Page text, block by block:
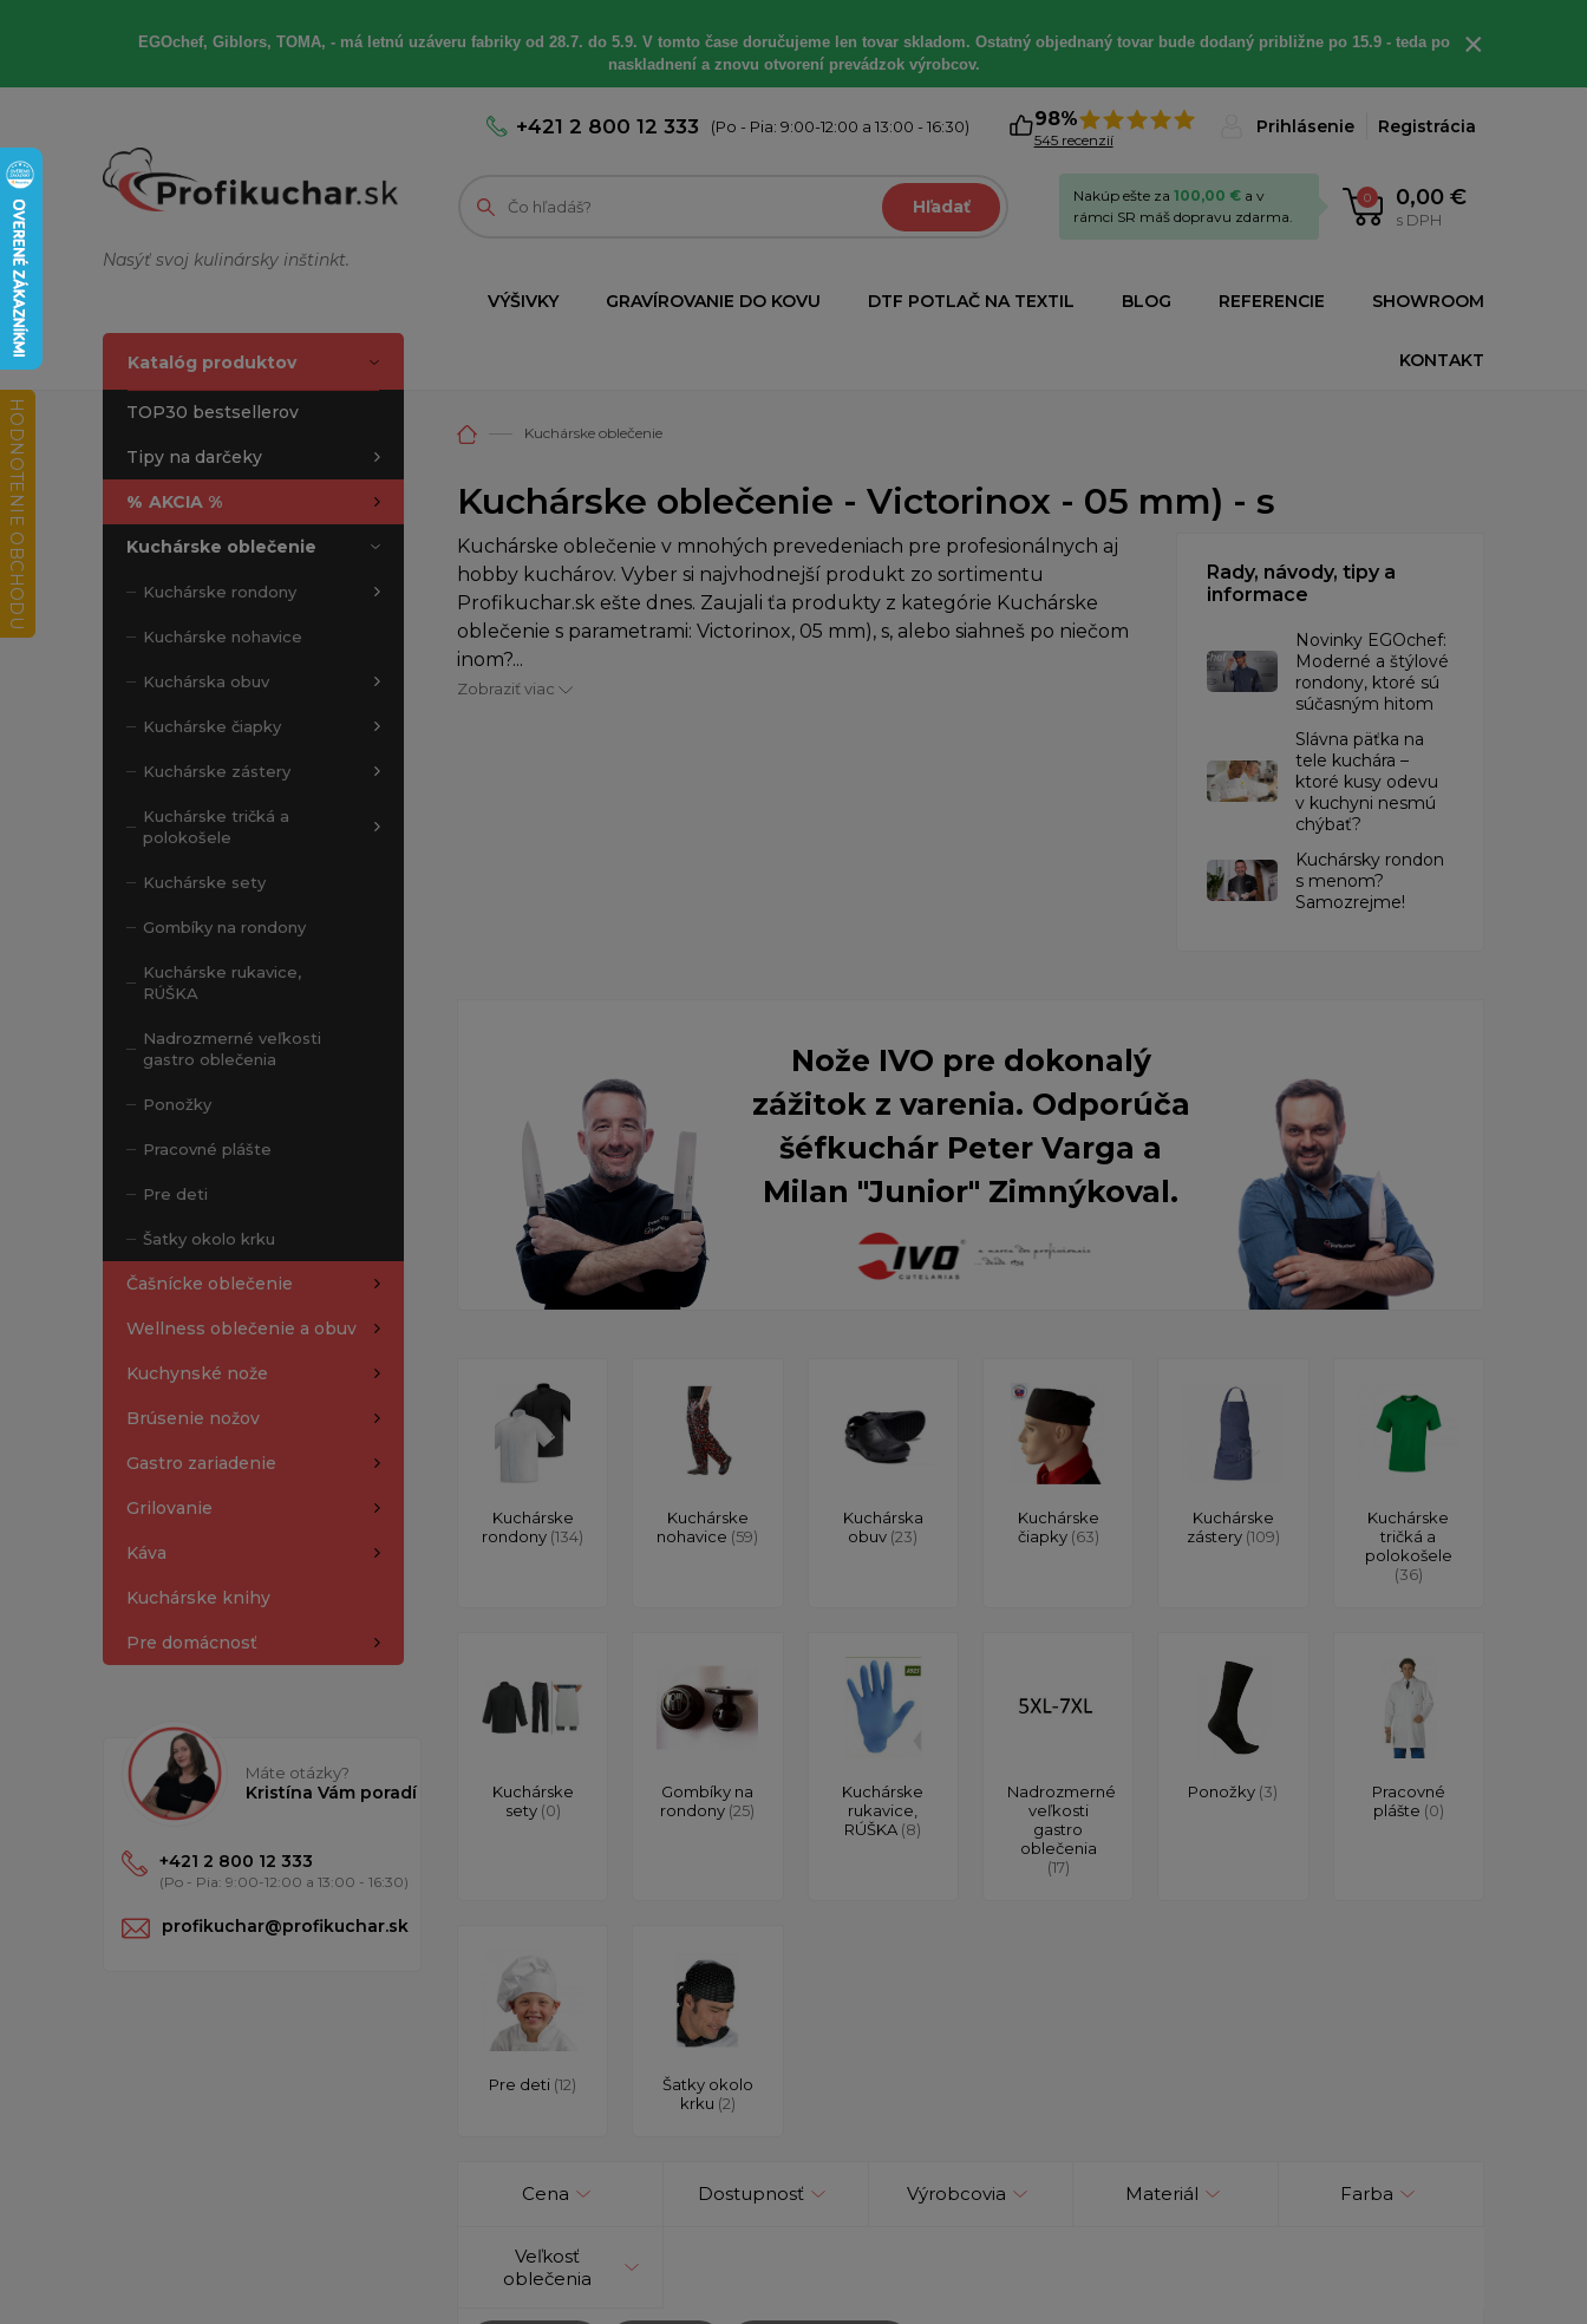
EGOchef, Giblors, TOMA, - má letnú uzáveru fabriky od 28.7. do 5.9. V tomto čase doručujeme len tovar skladom. Ostatný objednaný tovar bude dodaný približne po 15.9 - teda po
naskladnení a znovu otvorení prevádzok výrobcov.
×
Nasýť svoj kulinársky inštinkt.
+421 2 800 12 333 (Po - Pia: 9:00-12:00 a 13:00 - 16:30) 98%
545 recenzií
Prihlásenie Registrácia
Hľadať 0 0,00 €
s DPH
Nakúp ešte za 100,00 € a v
rámci SR máš dopravu zdarma.
VÝŠIVKY GRAVÍROVANIE DO KOVU DTF POTLAČ NA TEXTIL BLOG REFERENCIE SHOWROOM
KONTAKT
Katalóg produktov
TOP30 bestsellerov
Tipy na darčeky
% AKCIA %
Kuchárske oblečenie
Kuchárske rondony
Kuchárske nohavice
Kuchárska obuv
Kuchárske čiapky
Kuchárske zástery
Kuchárske tričká a
polokošele
Kuchárske sety
Gombíky na rondony
Kuchárske rukavice,
RÚŠKA
Nadrozmerné veľkosti
gastro oblečenia
Ponožky
Pracovné plášte
Pre deti
Šatky okolo krku
Čašnícke oblečenie
Wellness oblečenie a obuv
Kuchynské nože
Brúsenie nožov
Gastro zariadenie
Grilovanie
Káva
Kuchárske knihy
Pre domácnosť
Máte otázky?
Kristína Vám poradí
+421 2 800 12 333
(Po - Pia: 9:00-12:00 a 13:00 - 16:30)
profikuchar@profikuchar.sk
Kuchárske oblečenie
Kuchárske oblečenie - Victorinox - 05 mm) - s
Kuchárske oblečenie v mnohých prevedeniach pre profesionálnych aj
hobby kuchárov. Vyber si najvhodnejší produkt zo sortimentu
Profikuchar.sk ešte dnes. Zaujali ťa produkty z kategórie Kuchárske
oblečenie s parametrami: Victorinox, 05 mm), s, alebo siahneš po niečom
inom?...
Zobraziť viac
Rady, návody, tipy a
informace
Novinky EGOchef:
Moderné a štýlové
rondony, ktoré sú
súčasným hitom
Slávna päťka na
tele kuchára –
ktoré kusy odevu
v kuchyni nesmú
chýbať?
Kuchársky rondon
s menom?
Samozrejme!
Nože IVO pre dokonalý
zážitok z varenia. Odporúča
šéfkuchár Peter Varga a
Milan "Junior" Zimnýkoval.
Kuchárske
rondony (134)
Kuchárske
nohavice (59)
Kuchárska
obuv (23)
Kuchárske
čiapky (63)
Kuchárske
zástery (109)
Kuchárske
tričká a
polokošele
(36)
Kuchárske
sety (0)
Gombíky na
rondony (25)
Kuchárske
rukavice,
RÚŠKA (8)
Nadrozmerné
veľkosti
gastro
oblečenia
(17)
Ponožky (3)
Pracovné
plášte (0)
Pre deti (12)
Šatky okolo
krku (2)
Cena Dostupnosť Výrobcovia Materiál Farba
Veľkosť
oblečenia
HODNOTENIE OBCHODU